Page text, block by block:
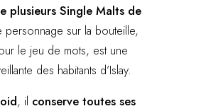
plusieurs Single Malts de
personnage sur la bouteille,
le jeu de mots, est une
des habitants d’Islay.
, il conserve toutes ses